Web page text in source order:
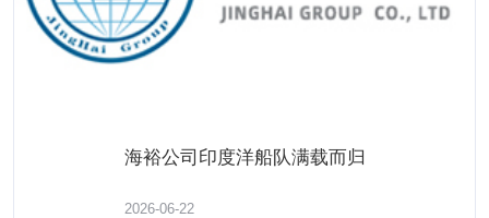
海裕公司印度洋船队满载而归
2026-06-22